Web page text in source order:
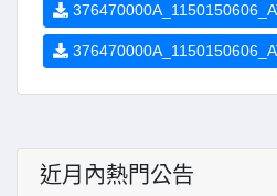
近月內熱門公告